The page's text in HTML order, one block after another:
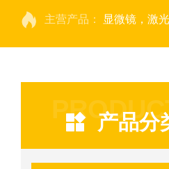
主营产品： 显微镜，激光共聚焦，
产品分